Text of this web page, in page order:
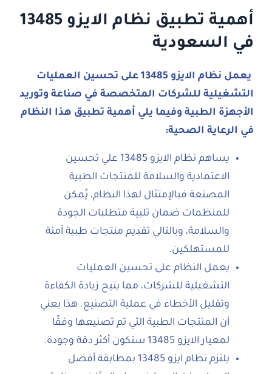
أهمية تطبيق نظام الايزو 13485
في السعودية
يعمل نظام الايزو 13485 على تحسين العمليات
التشغيلية للشركات المتخصصة في صناعة وتوريد
الأجهزة الطبية وفيما يلي أهمية تطبيق هذا النظام
في الرعاية الصحية:
يساهم نظام الايزو 13485 علي تحسين
الاعتمادية والسلامة للمنتجات الطبية
المصنعة فبالإمتثال لهذا النظام، يُمكن
للمنظمات ضمان تلبية متطلبات الجودة
والسلامة، وبالتالي تقديم منتجات طبية آمنة
للمستهلكين.
يعمل النظام على تحسين العمليات
التشغيلية للشركات، مما يتيح زيادة الكفاءة
وتقليل الأخطاء في عملية التصنيع. هذا يعني
أن المنتجات الطبية التي تم تصنيعها وفقًا
لمعيار الايزو 13485 ستكون أكثر دقة وجودة.
يلتزم نظام ايزو 13485 بمطابقة أفضل